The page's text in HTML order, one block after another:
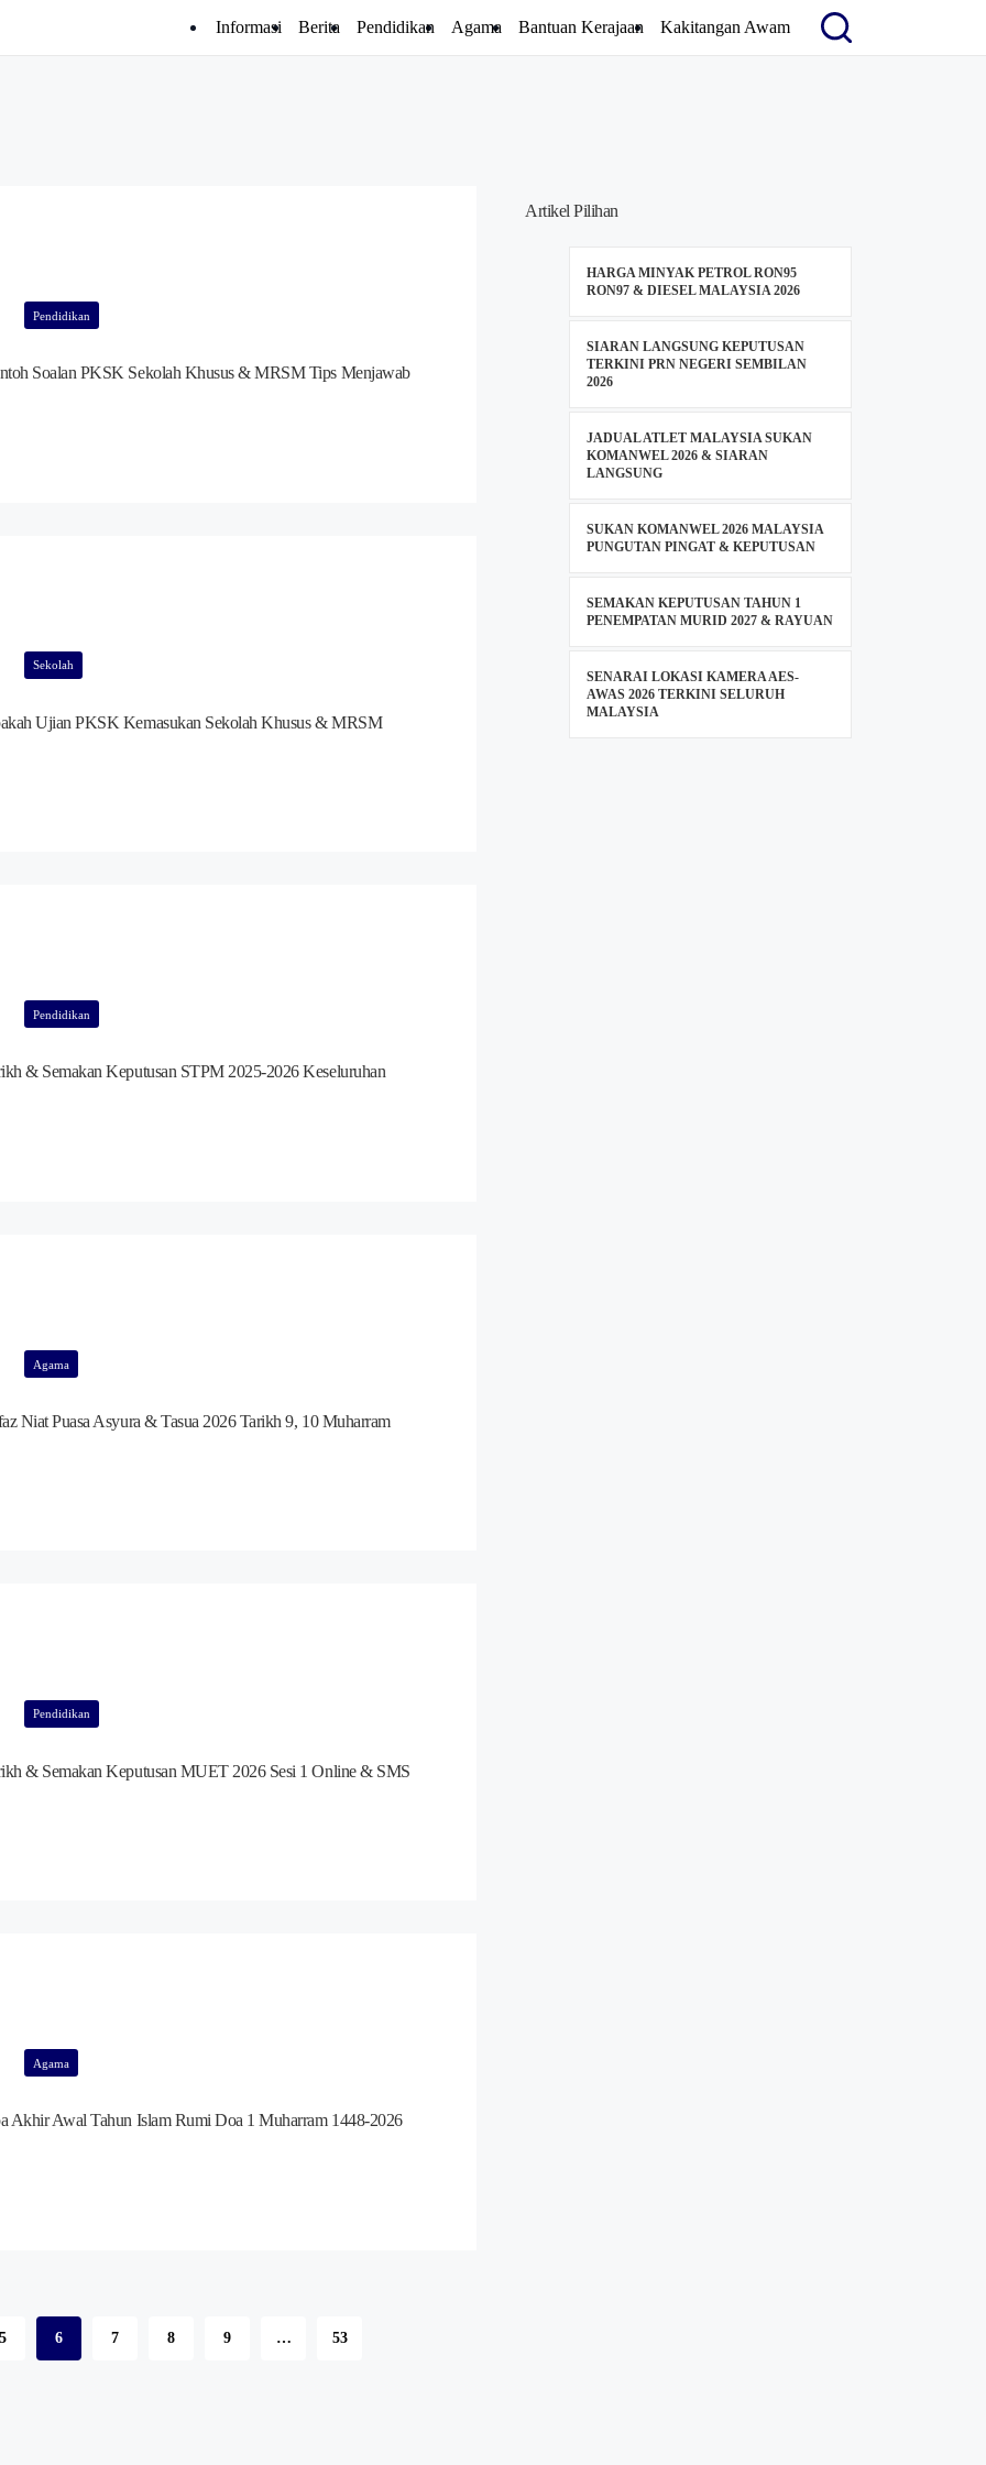
Informasi Berita Pendidikan Agama Bantuan Kerajaan Kakitangan Awam
Pendidikan
Soalan PKSK Sekolah Khusus & MRSM Tips Menjawab
Sekolah
Ujian PKSK Kemasukan Sekolah Khusus & MRSM
Pendidikan
& Semakan Keputusan STPM 2025-2026 Keseluruhan
Agama
Niat Puasa Asyura & Tasua 2026 Tarikh 9, 10 Muharram
Pendidikan
& Semakan Keputusan MUET 2026 Sesi 1 Online & SMS
Agama
Akhir Awal Tahun Islam Rumi Doa 1 Muharram 1448-2026
5 6 7 8 9 … 53
Artikel Pilihan
HARGA MINYAK PETROL RON95
RON97 & DIESEL MALAYSIA 2026
SIARAN LANGSUNG KEPUTUSAN
TERKINI PRN NEGERI SEMBILAN
2026
JADUAL ATLET MALAYSIA SUKAN
KOMANWEL 2026 & SIARAN
LANGSUNG
SUKAN KOMANWEL 2026 MALAYSIA
PUNGUTAN PINGAT & KEPUTUSAN
SEMAKAN KEPUTUSAN TAHUN 1
PENEMPATAN MURID 2027 & RAYUAN
SENARAI LOKASI KAMERA AES-
AWAS 2026 TERKINI SELURUH
MALAYSIA